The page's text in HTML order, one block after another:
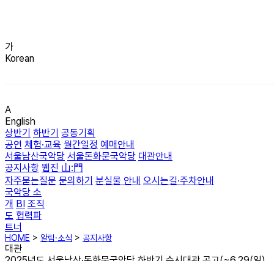
가
Korean
A
English
상반기 하반기 공동기획
공연 체험·교육 월간일정 예매안내
서울남산국악당 서울돈화문국악당 대관안내
공지사항 웹진 山:門
자주묻는질문 문의하기 분실물 안내 오시는길·주차안내
국악당 소
개 BI 조직
도 협력파
트너
HOME > 알림·소식 > 공지사항
대관